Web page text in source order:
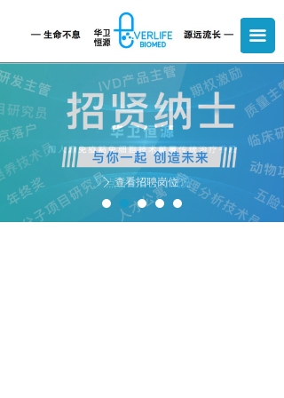
끀
免疫豁免
产品管线
疾病领域
职业发展
新闻中心
ꄲ 点击查看公司概况
ꄲ 查看招聘岗位